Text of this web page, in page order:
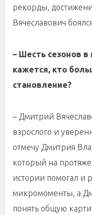
рекорды,
Вячеславович
– Шесть сезонов
кажется, кто
становление?
– Дмитрий
взрослого и
отмечу Дмитрия
который на
истории помогал и
микромоменты, а
понять общую